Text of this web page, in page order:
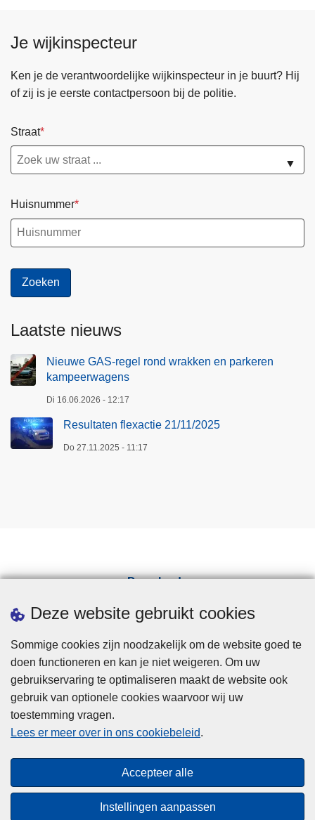
Deze website gebruikt cookies
Sommige cookies zijn noodzakelijk om de website goed te
doen functioneren en kan je niet weigeren. Om uw
gebruikservaring te optimaliseren maakt de website ook
gebruik van optionele cookies waarvoor wij uw
toestemming vragen.
Lees er meer over in ons cookiebeleid.
Accepteer alle
Instellingen aanpassen
a
Je wijkinspecteur
Ken je de verantwoordelijke wijkinspecteur in je buurt? Hij
of zij is je eerste contactpersoon bij de politie.
Straat
▼
Huisnummer
Laatste nieuws
Nieuwe GAS-regel rond wrakken en parkeren
kampeerwagens
Di 16.06.2026 - 12:17
Resultaten flexactie 21/11/2025
Do 27.11.2025 - 11:17
Downloads
Privacy
Cookies
Toegankelijkheid